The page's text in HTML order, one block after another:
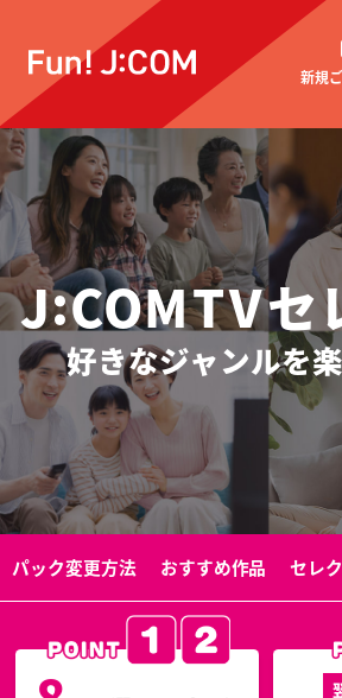
新規
契約内容確認・変更
お困りごと解決・よく
ウェブメール
セレクト 8つの
選べるパック
Sパックで
TELASA
が見られる
パ
J:COMTVセ
好きなジャンルを
パック変更方法 おすすめ作品 セレ